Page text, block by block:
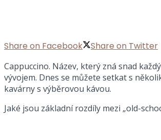
Share on Facebook Share on Twitter
Cappuccino. Název, který zná snad
vývojem. Dnes se můžete setkat s
kavárny s výběrovou kávou.
Jaké jsou základní rozdíly mezi „old-